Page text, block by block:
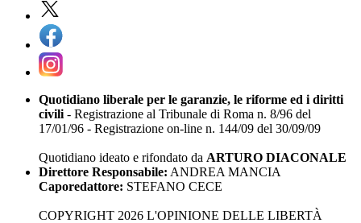
Quotidiano liberale per le garanzie, le riforme ed i diritti
civili - Registrazione al Tribunale di Roma n. 8/96 del
17/01/96 - Registrazione on-line n. 144/09 del 30/09/09
Quotidiano ideato e rifondato da ARTURO DIACONALE
Direttore Responsabile: ANDREA MANCIA
Caporedattore: STEFANO CECE
COPYRIGHT 2026 L'OPINIONE DELLE LIBERTÀ